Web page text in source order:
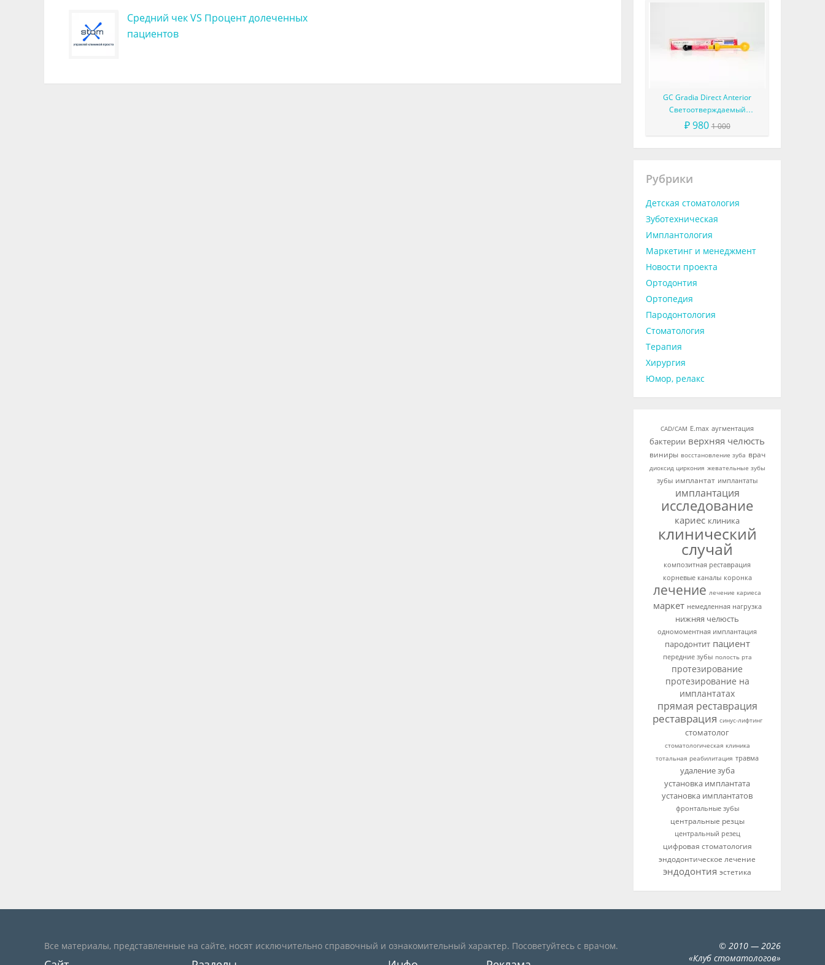
Средний чек VS Процент долеченных
пациентов
GC Gradia Direct Anterior
Светоотверждаемый
микрофильный гибридный
₽ 9801 000
Рубрики
Детская стоматология
Зуботехническая
Имплантология
Маркетинг и менеджмент
Новости проекта
Ортодонтия
Ортопедия
Пародонтология
Стоматология
Терапия
Хирургия
Юмор, релакс
CAD/CAM E.max аугментация
бактерии верхняя челюсть
виниры восстановление зуба врач
диоксид циркония жевательные зубы
зубы имплантат имплантаты
имплантация
исследование
кариес клиника
клинический
случай
композитная реставрация
корневые каналы коронка
лечение лечение кариеса
маркет немедленная нагрузка
нижняя челюсть
одномоментная имплантация
пародонтит пациент
передние зубы полость рта
протезирование
протезирование на
имплантатах
прямая реставрация
реставрация синус-лифтинг
стоматолог
стоматологическая клиника
тотальная реабилитация травма
удаление зуба
установка имплантата
установка имплантатов
фронтальные зубы
центральные резцы
центральный резец
цифровая стоматология
эндодонтическое лечение
эндодонтия эстетика
Все материалы, представленные на сайте, носят исключительно справочный и ознакомительный характер. Посоветуйтесь с врачом. © 2010 — 2026
«Клуб стоматологов»